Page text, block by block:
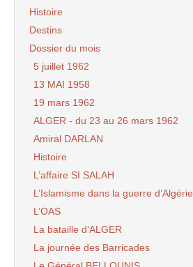
Histoire
Destins
Dossier du mois
5 juillet 1962
13 MAI 1958
19 mars 1962
ALGER - du 23 au 26 mars 1962
Amiral DARLAN
Histoire
L’affaire SI SALAH
L’Islamisme dans la guerre d’Algérie
L’OAS
La bataille d’ALGER
La journée des Barricades